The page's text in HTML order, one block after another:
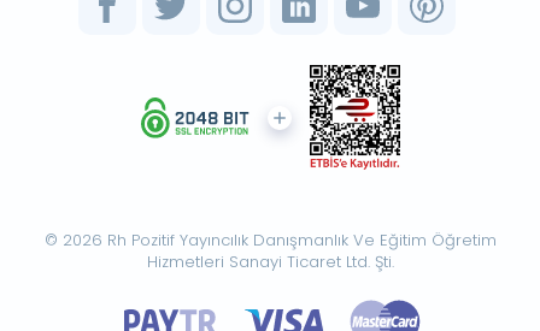
© 2026 Rh Pozitif Yayıncılık Danışmanlık Ve Eğitim Öğretim
Hizmetleri Sanayi Ticaret Ltd. Şti.